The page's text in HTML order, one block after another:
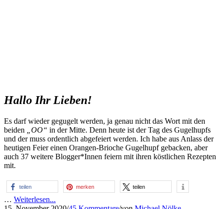
Hallo Ihr Lieben!
Es darf wieder gegugelt werden, ja genau nicht das Wort mit den
beiden
„OO“ in der Mitte. Denn heute ist der Tag des Gugelhupfs
und der muss ordentlich abgefeiert werden. Ich habe aus Anlass der
heutigen Feier einen Orangen-Brioche Gugelhupf gebacken, aber
auch 37 weitere Blogger*Innen feiern mit ihren köstlichen Rezepten
mit.
teilen merken teilen
… Weiterlesen...